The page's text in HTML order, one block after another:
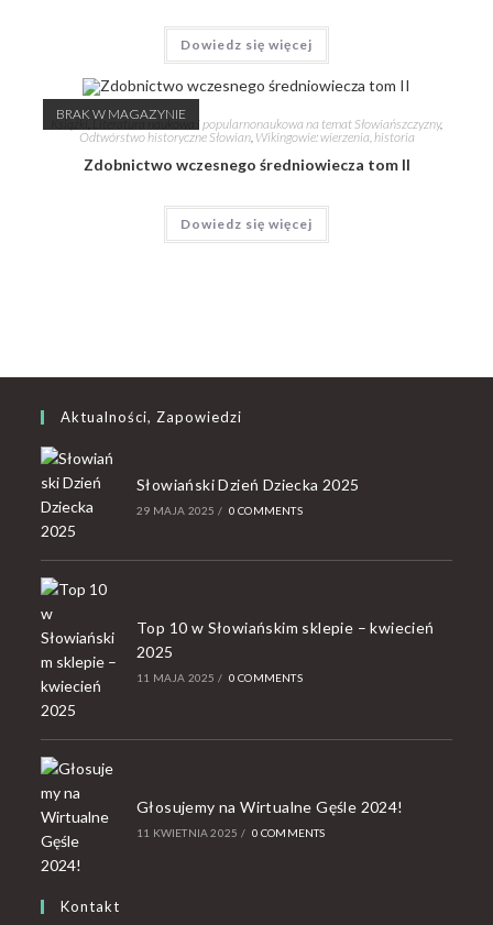
Dowiedz się więcej
BRAK W MAGAZYNIE
Książki , Literatura naukowa i popularnonaukowa na temat Słowiańszczyzny,
Odtwórstwo historyczne Słowian, Wikingowie: wierzenia, historia
Zdobnictwo wczesnego średniowiecza tom II
Dowiedz się więcej
Aktualności, Zapowiedzi
Słowiański Dzień Dziecka 2025
29 MAJA 2025 / 0 COMMENTS
Top 10 w Słowiańskim sklepie – kwiecień
2025
11 MAJA 2025 / 0 COMMENTS
Głosujemy na Wirtualne Gęśle 2024!
11 KWIETNIA 2025 / 0 COMMENTS
Kontakt